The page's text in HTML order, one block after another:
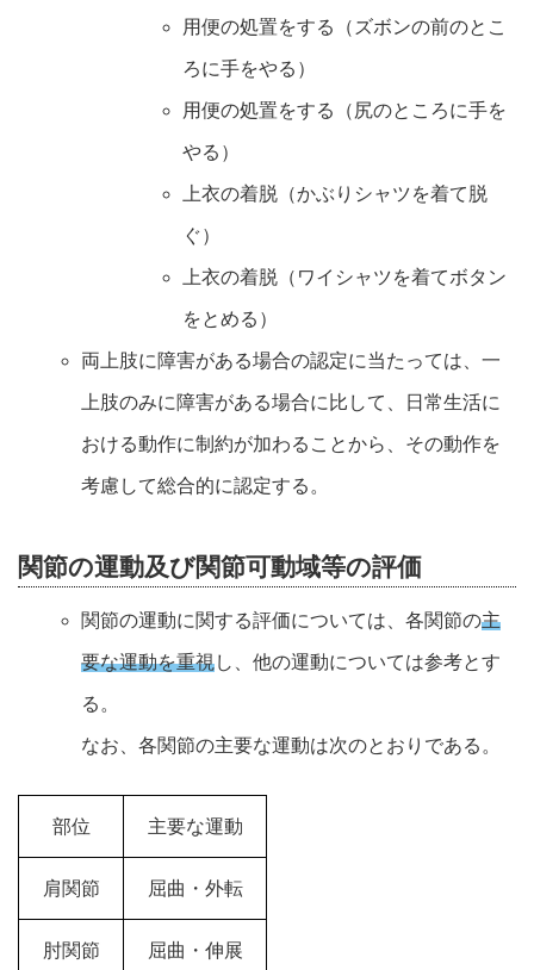
用便の処置をする（ズボンの前のとこ
ろに手をやる）
用便の処置をする（尻のところに手を
やる）
上衣の着脱（かぶりシャツを着て脱
ぐ）
上衣の着脱（ワイシャツを着てボタン
をとめる）
両上肢に障害がある場合の認定に当たっては、一
上肢のみに障害がある場合に比して、日常生活に
おける動作に制約が加わることから、その動作を
考慮して総合的に認定する。
関節の運動及び関節可動域等の評価
関節の運動に関する評価については、各関節の主
要な運動を重視し、他の運動については参考とす
る。
なお、各関節の主要な運動は次のとおりである。
部位 主要な運動
肩関節 屈曲・外転
肘関節 屈曲・伸展